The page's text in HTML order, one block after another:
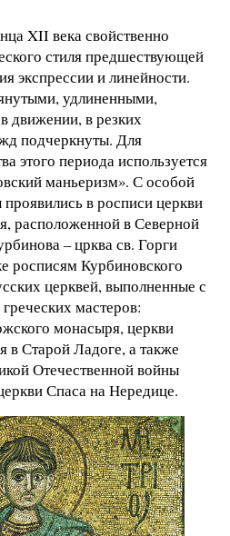
XII века свойственно
стиля предшествующей
экспрессии и линейности.
удлиненными,
движении, в резких
подчеркнуты. Для
этого периода используется
маньеризм». С особой
в росписи церкви
расположенной в Северной
– црква св. Горги
росписям Курбиновского
церквей, выполненные с
мастеров:
монасыря, церкви
в Старой Ладоге, а также
Отечественной войны
Спаса на Нередице.